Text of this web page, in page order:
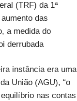
(TRF) da 1ª
das
a medida do
derrubada
instância era uma
União (AGU), “o
nas contas